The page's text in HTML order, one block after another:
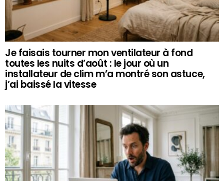
Je faisais tourner mon ventilateur à fond
toutes les nuits d’août : le jour où un
installateur de clim m’a montré son astuce,
j’ai baissé la vitesse